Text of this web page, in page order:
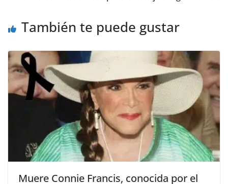
k
También te puede gustar
Muere Connie Francis, conocida por el